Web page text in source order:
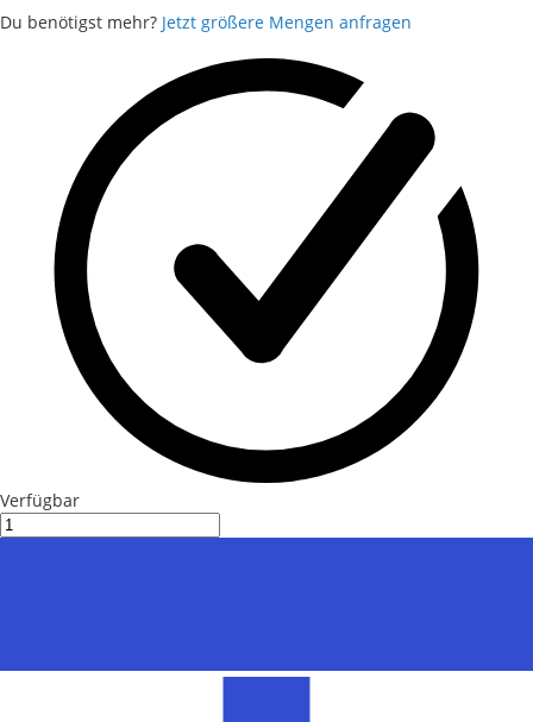
Du benötigst mehr? Jetzt größere Mengen anfragen
Verfügbar